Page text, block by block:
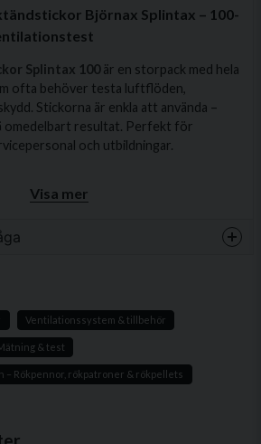
Björnax Splintax – 100-
Splintax 100är en storpack med hela
ofta behöver testa luftflöden,
Stickorna är enkla att använda –
omedelbart resultat. Perfekt för
och utbildningar.
m³ per sticka
sekunder
Visa mer
denna produkten...
Ventilationssystem & tillbehör
& test
Rökpennor, rökpatroner & rökpellets